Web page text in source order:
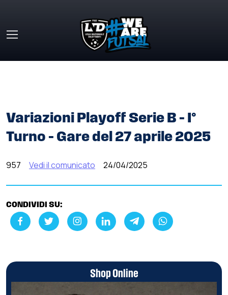
Variazioni Playoff Serie B – I°
Turno – Gare del 27 aprile 2025
957 Vedi il comunicato 24/04/2025
CONDIVIDI SU:
Shop Online